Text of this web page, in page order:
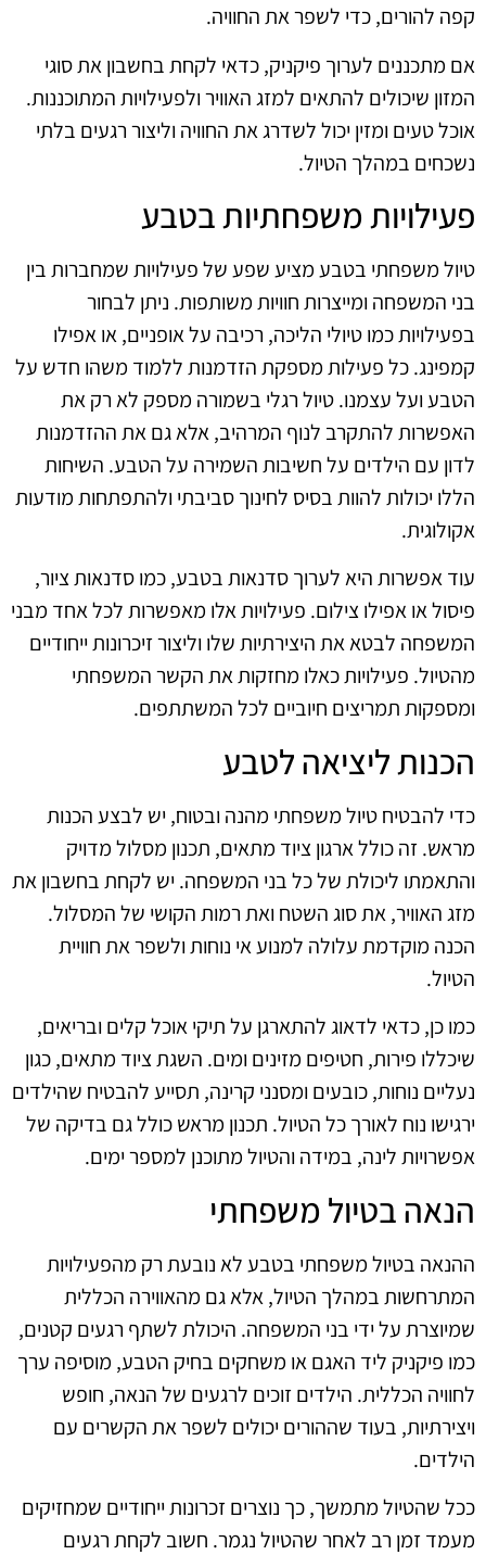
קפה להורים, כדי לשפר את החוויה.
אם מתכננים לערוך פיקניק, כדאי לקחת בחשבון את סוגי
המזון שיכולים להתאים למזג האוויר ולפעילויות המתוכננות.
אוכל טעים ומזין יכול לשדרג את החוויה וליצור רגעים בלתי
נשכחים במהלך הטיול.
פעילויות משפחתיות בטבע
טיול משפחתי בטבע מציע שפע של פעילויות שמחברות בין
בני המשפחה ומייצרות חוויות משותפות. ניתן לבחור
בפעילויות כמו טיולי הליכה, רכיבה על אופניים, או אפילו
קמפינג. כל פעילות מספקת הזדמנות ללמוד משהו חדש על
הטבע ועל עצמנו. טיול רגלי בשמורה מספק לא רק את
האפשרות להתקרב לנוף המרהיב, אלא גם את ההזדמנות
לדון עם הילדים על חשיבות השמירה על הטבע. השיחות
הללו יכולות להוות בסיס לחינוך סביבתי ולהתפתחות מודעות
אקולוגית.
עוד אפשרות היא לערוך סדנאות בטבע, כמו סדנאות ציור,
פיסול או אפילו צילום. פעילויות אלו מאפשרות לכל אחד מבני
המשפחה לבטא את היצירתיות שלו וליצור זיכרונות ייחודיים
מהטיול. פעילויות כאלו מחזקות את הקשר המשפחתי
ומספקות תמריצים חיוביים לכל המשתתפים.
הכנות ליציאה לטבע
כדי להבטיח טיול משפחתי מהנה ובטוח, יש לבצע הכנות
מראש. זה כולל ארגון ציוד מתאים, תכנון מסלול מדויק
והתאמתו ליכולת של כל בני המשפחה. יש לקחת בחשבון את
מזג האוויר, את סוג השטח ואת רמות הקושי של המסלול.
הכנה מוקדמת עלולה למנוע אי נוחות ולשפר את חוויית
הטיול.
כמו כן, כדאי לדאוג להתארגן על תיקי אוכל קלים ובריאים,
שיכללו פירות, חטיפים מזינים ומים. השגת ציוד מתאים, כגון
נעליים נוחות, כובעים ומסנני קרינה, תסייע להבטיח שהילדים
ירגישו נוח לאורך כל הטיול. תכנון מראש כולל גם בדיקה של
אפשרויות לינה, במידה והטיול מתוכנן למספר ימים.
הנאה בטיול משפחתי
ההנאה בטיול משפחתי בטבע לא נובעת רק מהפעילויות
המתרחשות במהלך הטיול, אלא גם מהאווירה הכללית
שמיוצרת על ידי בני המשפחה. היכולת לשתף רגעים קטנים,
כמו פיקניק ליד האגם או משחקים בחיק הטבע, מוסיפה ערך
לחוויה הכללית. הילדים זוכים לרגעים של הנאה, חופש
ויצירתיות, בעוד שההורים יכולים לשפר את הקשרים עם
הילדים.
ככל שהטיול מתמשך, כך נוצרים זכרונות ייחודיים שמחזיקים
מעמד זמן רב לאחר שהטיול נגמר. חשוב לקחת רגעים